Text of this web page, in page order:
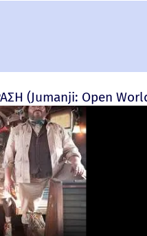
(Jumanji: Open